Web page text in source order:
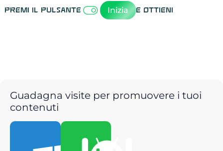
Premi il pulsante Inizia e ottieni
Guadagna visite per promuovere i tuoi
contenuti